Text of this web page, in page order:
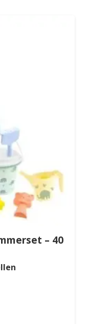
– 40